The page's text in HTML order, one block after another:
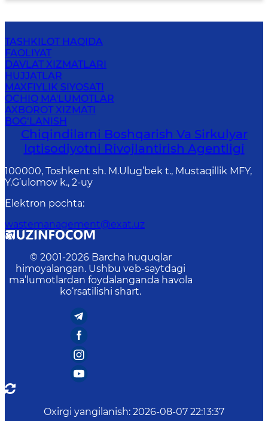
TASHKILOT HAQIDA
FAOLIYAT
DAVLAT XIZMATLARI
HUJJATLAR
MAXFIYLIK SIYOSATI
OCHIQ MA'LUMOTLAR
AXBOROT XIZMATI
BOG‘LANISH
Chiqindilarni Boshqarish Va Sirkulyar
Iqtisodiyotni Rivojlantirish Agentligi
100000, Toshkent sh. M.Ulug’bek t., Mustaqillik MFY,
Y.G’ulomov k., 2-uy
Elektron pochta:
wastemanagement@exat.uz
© 2001-2026 Barcha huquqlar
himoyalangan. Ushbu veb-saytdagi
ma’lumotlardan foydalanganda havola
ko‘rsatilishi shart.
Oxirgi yangilanish: 2026-08-07 22:13:37